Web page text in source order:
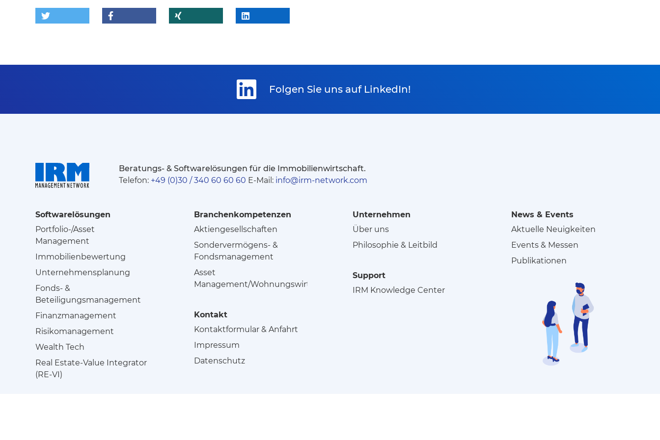
Folgen Sie uns auf LinkedIn!
Beratungs- & Softwarelösungen für die Immobilienwirtschaft.
Telefon: +49 (0)30 / 340 60 60 60 E-Mail: info@irm-network.com
Softwarelösungen
Portfolio-/Asset
Management
Immobilienbewertung
Unternehmensplanung
Fonds- &
Beteiligungsmanagement
Finanzmanagement
Risikomanagement
Wealth Tech
Real Estate-Value Integrator
(RE-VI)
Branchenkompetenzen
Aktiengesellschaften
Sondervermögens- &
Fondsmanagement
Asset
Management/Wohnungswirtschaft
Kontakt
Kontaktformular & Anfahrt
Impressum
Datenschutz
Unternehmen
Über uns
Philosophie & Leitbild
Support
IRM Knowledge Center
News & Events
Aktuelle Neuigkeiten
Events & Messen
Publikationen